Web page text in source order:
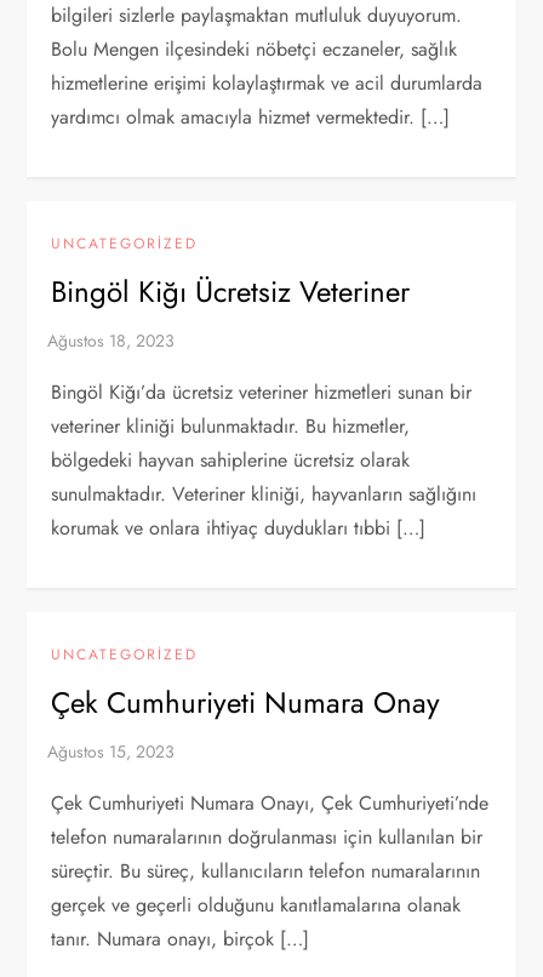
bilgileri sizlerle paylaşmaktan mutluluk duyuyorum.
Bolu Mengen ilçesindeki nöbetçi eczaneler, sağlık
hizmetlerine erişimi kolaylaştırmak ve acil durumlarda
yardımcı olmak amacıyla hizmet vermektedir. […]
UNCATEGORIZED
Bingöl Kiğı Ücretsiz Veteriner
Bingöl Kiğı’da ücretsiz veteriner hizmetleri sunan bir
veteriner kliniği bulunmaktadır. Bu hizmetler,
bölgedeki hayvan sahiplerine ücretsiz olarak
sunulmaktadır. Veteriner kliniği, hayvanların sağlığını
korumak ve onlara ihtiyaç duydukları tıbbi […]
UNCATEGORIZED
Çek Cumhuriyeti Numara Onay
Çek Cumhuriyeti Numara Onayı, Çek Cumhuriyeti’nde
telefon numaralarının doğrulanması için kullanılan bir
süreçtir. Bu süreç, kullanıcıların telefon numaralarının
gerçek ve geçerli olduğunu kanıtlamalarına olanak
tanır. Numara onayı, birçok […]